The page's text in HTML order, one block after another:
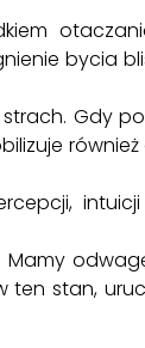
bycia
Gdy
Mamy
stan,